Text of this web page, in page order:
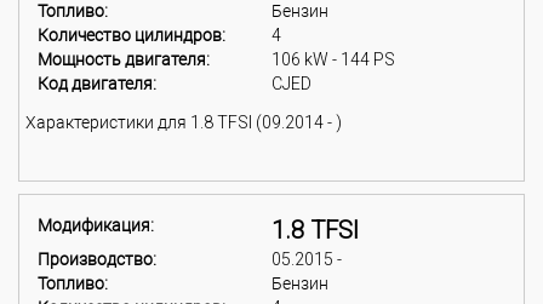
Топливо:
Бензин
Количество цилиндров:
4
Мощность двигателя:
106 kW - 144 PS
Код двигателя:
CJED
Характеристики для 1.8 TFSI (09.2014 - )
Модификация: 1.8 TFSI
Производство:
05.2015 -
Топливо:
Бензин